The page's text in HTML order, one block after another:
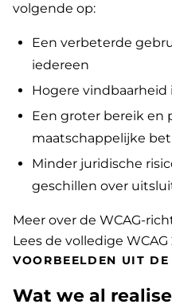
volgende op:
Een verbeterde
iedereen
Hogere vindbaarheid
Een groter bereik en
maatschappelijke
Minder juridische
geschillen over
Meer over de WCAG-
Lees de volledige WCAG
VOORBEELDEN UIT
Wat we al